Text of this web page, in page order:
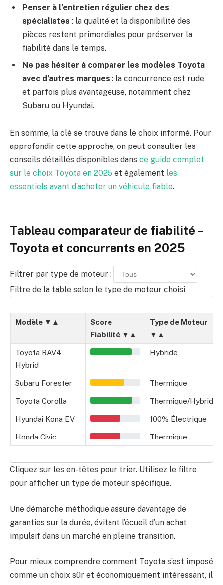
Penser à l’entretien régulier chez des
spécialistes : la qualité et la disponibilité des
pièces restent primordiales pour préserver la
fiabilité dans le temps.
Ne pas hésiter à comparer les modèles Toyota
avec d’autres marques : la concurrence est rude
et parfois plus avantageuse, notamment chez
Subaru ou Hyundai.
En somme, la clé se trouve dans le choix informé. Pour
approfondir cette approche, on peut consulter les
conseils détaillés disponibles dans ce guide complet
sur le choix Toyota en 2025 et également les
essentiels avant d’acheter un véhicule fiable.
Tableau comparateur de fiabilité –
Toyota et concurrents en 2025
Filtrer par type de moteur :
Filtre de la table selon le type de moteur choisi
Modèle ▼▲
Score
Fiabilité ▼▲
Type de Moteur
▼▲
Toyota RAV4
Hybrid
Hybride
Subaru Forester Thermique
Toyota Corolla Thermique/Hybride
Hyundai Kona EV 100% Électrique
Honda Civic Thermique
Cliquez sur les en-têtes pour trier. Utilisez le filtre
pour afficher un type de moteur spécifique.
Une démarche méthodique assure davantage de
garanties sur la durée, évitant l’écueil d’un achat
impulsif dans un marché en pleine transition.
Pour mieux comprendre comment Toyota s’est imposé
comme un choix sûr et économiquement intéressant, il